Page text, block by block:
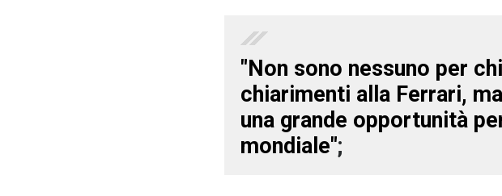
"Non sono nessuno per
chiarimenti alla Ferrari,
una grande opportunità
mondiale";